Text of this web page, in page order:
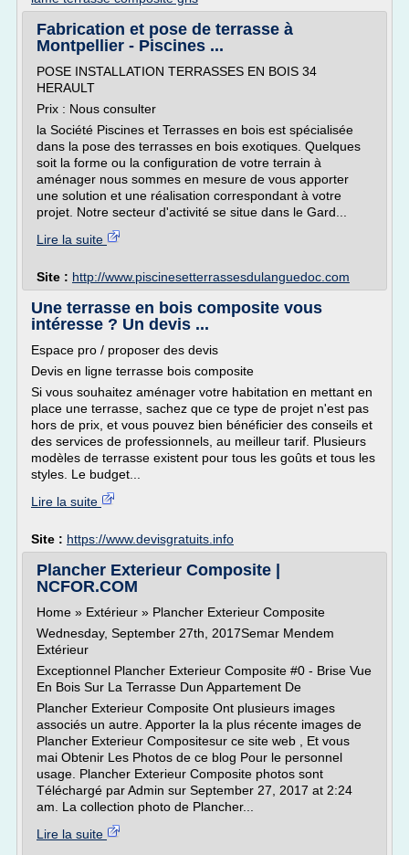
Fabrication et pose de terrasse à
Montpellier - Piscines ...
POSE INSTALLATION TERRASSES EN BOIS 34
HERAULT
Prix : Nous consulter
la Société Piscines et Terrasses en bois est spécialisée
dans la pose des terrasses en bois exotiques. Quelques
soit la forme ou la configuration de votre terrain à
aménager nous sommes en mesure de vous apporter
une solution et une réalisation correspondant à votre
projet. Notre secteur d'activité se situe dans le Gard...
Lire la suite
Site : http://www.piscinesetterrassesdulanguedoc.com
Une terrasse en bois composite vous
intéresse ? Un devis ...
Espace pro / proposer des devis
Devis en ligne terrasse bois composite
Si vous souhaitez aménager votre habitation en mettant en
place une terrasse, sachez que ce type de projet n'est pas
hors de prix, et vous pouvez bien bénéficier des conseils et
des services de professionnels, au meilleur tarif. Plusieurs
modèles de terrasse existent pour tous les goûts et tous les
styles. Le budget...
Lire la suite
Site : https://www.devisgratuits.info
Plancher Exterieur Composite |
NCFOR.COM
Home » Extérieur » Plancher Exterieur Composite
Wednesday, September 27th, 2017Semar Mendem
Extérieur
Exceptionnel Plancher Exterieur Composite #0 - Brise Vue
En Bois Sur La Terrasse Dun Appartement De
Plancher Exterieur Composite Ont plusieurs images
associés un autre. Apporter la la plus récente images de
Plancher Exterieur Compositesur ce site web , Et vous
mai Obtenir Les Photos de ce blog Pour le personnel
usage. Plancher Exterieur Composite photos sont
Téléchargé par Admin sur September 27, 2017 at 2:24
am. La collection photo de Plancher...
Lire la suite